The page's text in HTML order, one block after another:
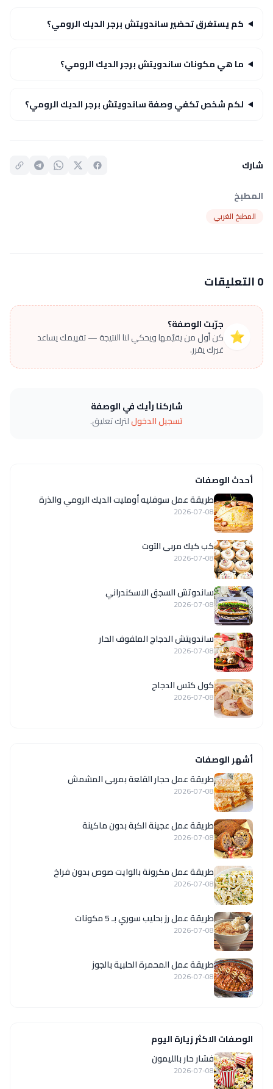
كم يستغرق تحضير ساندويتش برجر الديك الرومي؟
ما هي مكونات ساندويتش برجر الديك الرومي؟
لكم شخص تكفي وصفة ساندويتش برجر الديك الرومي؟
شارك
المطبخ
المطبخ الغربي
0 التعليقات
⭐
جرّبت الوصفة؟
كن أول من يقيّمها ويحكي لنا النتيجة — تقييمك يساعد
غيرك يقرر.
شاركنا رأيك في الوصفة
تسجيل الدخوللترك تعليق.
أحدث الوصفات
طريقة عمل سوفليه أومليت الديك الرومي والذرة
2026-07-08
كب كيك مربى التوت
2026-07-08
ساندوتش السجق الاسكندراني
2026-07-08
ساندويتش الدجاج الملفوف الحار
2026-07-08
كول كتس الدجاج
2026-07-08
أشهر الوصفات
طريقة عمل حجار القلعة بمربى المشمش
2026-07-08
طريقة عمل عجينة الكبة بدون ماكينة
2026-07-08
طريقة عمل مكرونة بالوايت صوص بدون فراخ
2026-07-08
طريقة عمل رز بحليب سوري بـ 5 مكونات
2026-07-08
طريقة عمل المحمرة الحلبية بالجوز
2026-07-08
الوصفات الاكثر زيارة اليوم
فشار حار بالليمون
2026-07-08